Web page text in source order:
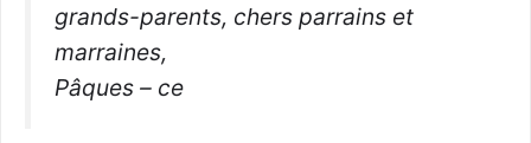
grands-parents, chers parrains et
marraines,
Pâques – ce